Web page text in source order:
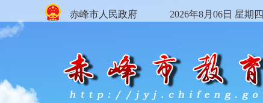
赤峰市人民政府 2026年8月06日 星期四